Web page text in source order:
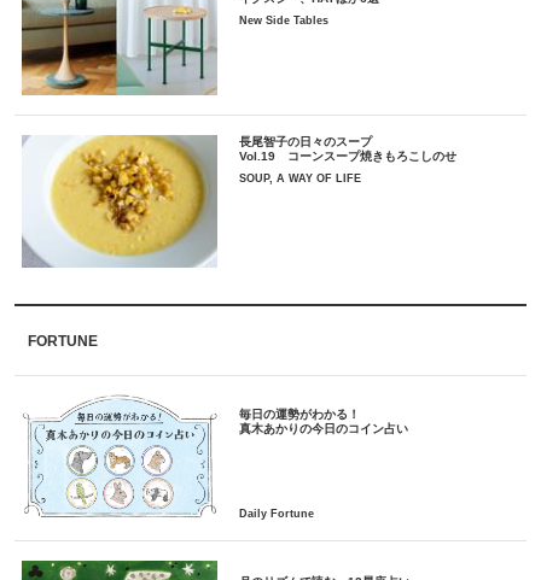
New Side Tables
長尾智子の日々のスープ
Vol.19 コーンスープ焼きもろこしのせ
SOUP, A WAY OF LIFE
FORTUNE
毎日の運勢がわかる！